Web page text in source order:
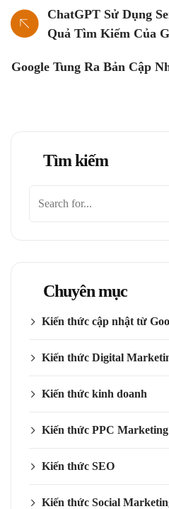
ChatGPT Sử Dụng
Quả Tìm Kiếm Của
Google Tung Ra Bản Cập
Tìm kiếm
Chuyên mục
Kiến thức cập nhật từ
Kiến thức Digital
Kiến thức kinh doanh
Kiến thức PPC Marketing
Kiến thức SEO
Kiến thức Social